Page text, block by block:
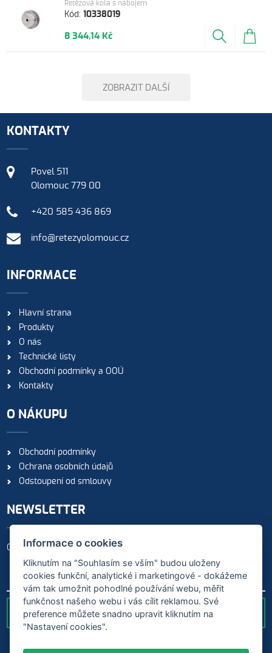
Kód:10338019
Řetězová kola s nábojem
8 344,14 Kč
ZOBRAZIT DALŠÍ
KONTAKTY
Povel 511
Olomouc 779 00
+420 585 436 869
info@retezyolomouc.cz
INFORMACE
Hlavní strana
Produkty
O nás
Technické listy
Obchodní podmínky a OOÚ
Kontakty
O NÁKUPU
Obchodní podmínky
Ochrana osobních údajů
Odstoupení od smlouvy
NEWSLETTER
Odebírejte naše novinky
ODESLAT
Informace o cookies
Kliknutím na "Souhlasím se vším" budou uloženy
cookies funkční, analytické i marketingové - dokážeme
vám tak umožnit pohodlné používání webu, měřit
funkčnost našeho webu i vás cílit reklamou. Své
preference můžete snadno upravit kliknutím na
"Nastavení cookies".